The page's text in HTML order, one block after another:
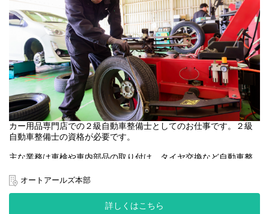
カー用品専門店での２級自動車整備士としてのお仕事です。２級
自動車整備士の資格が必要です。
主な業務は車検や車内部品の取り付け、タイヤ交換など自動車整
ステップアップ制度として資格取得の補助もあるので、１級自動
車整備士の取得なども狙いやすいです！
オートアールズ本部
詳しくはこちら